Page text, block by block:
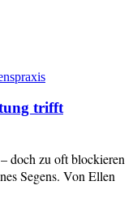
trifft
doch zu oft blockieren
Segens. Von Ellen